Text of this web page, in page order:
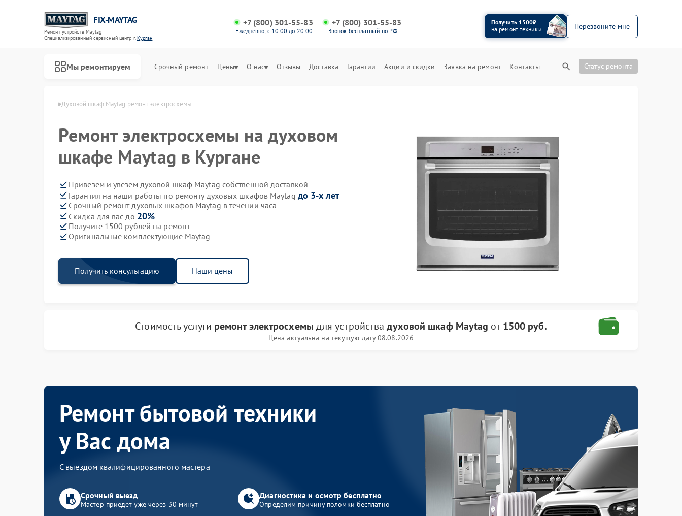
FIX-MAYTAG
Ремонт устройств Maytag
Специализированный cервисный центр г.Курган
+7 (800) 301-55-83
Ежедневно, с 10:00 до 20:00
+7 (800) 301-55-83
Звонок бесплатный по РФ
Получить 1500₽
на ремонт техники
Перезвоните мне
Мы ремонтируем Срочный ремонт Цены О нас Отзывы Доставка Гарантии Акции и скидки Заявка на ремонт Контакты Статус ремонта
Духовой шкаф Maytag ремонт электросхемы
Ремонт электросхемы на духовом
шкафе Maytag в Кургане
Привезем и увезем духовой шкаф Maytag собственной доставкой
Гарантия на наши работы по ремонту духовых шкафов Maytag до 3-х лет
Срочный ремонт духовых шкафов Maytag в течении часа
Скидка для вас до 20%
Получите 1500 рублей на ремонт
Оригинальные комплектующие Maytag
Получить консультацию Наши цены
Стоимость услуги ремонт электросхемы для устройствадуховой шкаф Maytag от1500 руб.
Цена актуальна на текущую дату 08.08.2026
Ремонт бытовой техники
у Вас дома
С выездом квалифицированного мастера
Срочный выезд
Мастер приедет уже через 30 минут
Диагностика и осмотр бесплатно
Определим причину поломки бесплатно